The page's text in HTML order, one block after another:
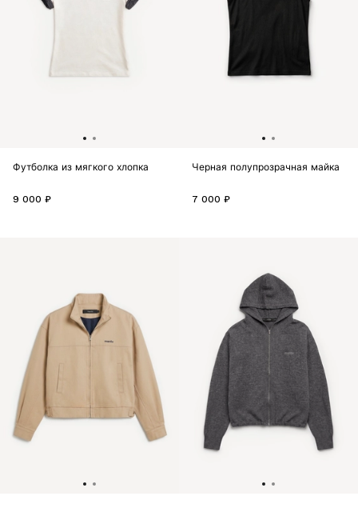
Футболка из мягкого хлопка
9 000 ₽
Черная полупрозрачная майка
7 000 ₽